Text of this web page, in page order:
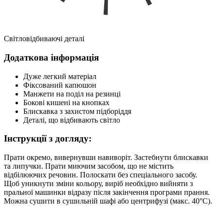
Світловідбиваючі деталі
Додаткова інформація
Дуже легкий матеріал
Фіксований капюшон
Манжети на поділ на резинці
Бокові кишені на кнопках
Блискавка з захистом підборіддя
Деталі, що відбивають світло
Інструкції з догляду:
Прати окремо, вивернувши навиворіт. Застебнути блискавки
та липучки. Прати миючим засобом, що не містить
відбілюючих речовин. Полоскати без спеціального засобу.
Щоб уникнути зміни кольору, виріб необхідно вийняти з
пральної машинки відразу після закінчення програми прання.
Можна сушити в сушильній шафі або центрифузі (макс. 40°C).